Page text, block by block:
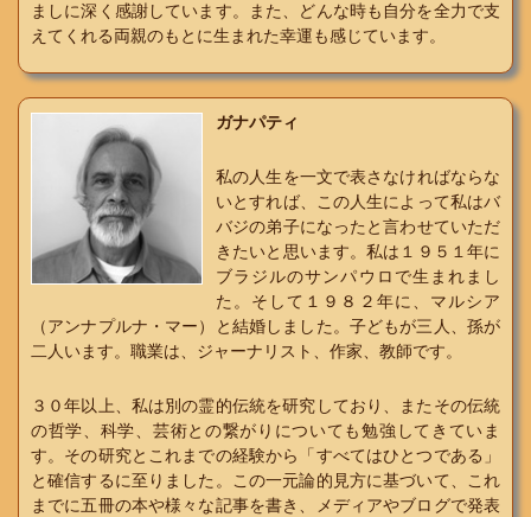
ましに深く感謝しています。また、どんな時も自分を全力で支
えてくれる両親のもとに生まれた幸運も感じています。
ガナパティ
私の人生を一文で表さなければならな
いとすれば、この人生によって私はバ
バジの弟子になったと言わせていただ
きたいと思います。私は１９５１年に
ブラジルのサンパウロで生まれまし
た。そして１９８２年に、マルシア
（アンナプルナ・マー）と結婚しました。子どもが三人、孫が
二人います。職業は、ジャーナリスト、作家、教師です。
３０年以上、私は別の霊的伝統を研究しており、またその伝統
の哲学、科学、芸術との繋がりについても勉強してきていま
す。その研究とこれまでの経験から「すべてはひとつである」
と確信するに至りました。この一元論的見方に基づいて、これ
までに五冊の本や様々な記事を書き、メディアやブログで発表